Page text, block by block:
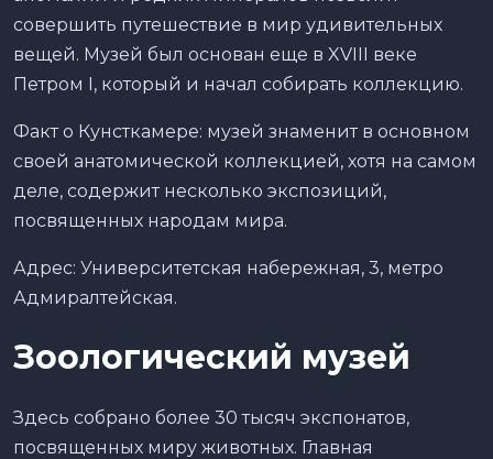
совершить путешествие в мир удивительных
вещей. Музей был основан еще в XVIII веке
Петром I, который и начал собирать коллекцию.
Факт о Кунсткамере: музей знаменит в основном
своей анатомической коллекцией, хотя на самом
деле, содержит несколько экспозиций,
посвященных народам мира.
Адрес: Университетская набережная, 3, метро
Адмиралтейская.
Зоологический музей
Здесь собрано более 30 тысяч экспонатов,
посвященных миру животных. Главная